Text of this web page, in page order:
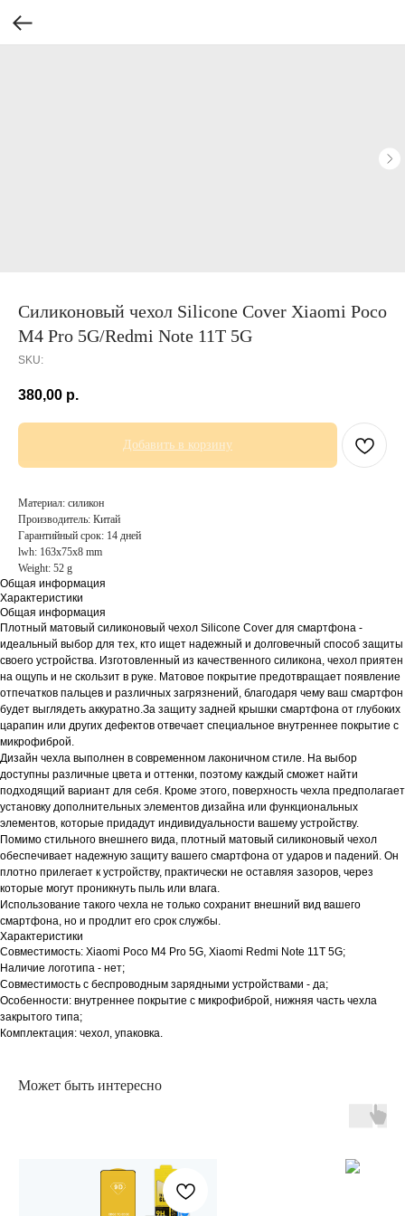
Силиконовый чехол Silicone Cover Xiaomi Poco
M4 Pro 5G/Redmi Note 11T 5G
SKU:
380,00 р.
Добавить в корзину
Материал: силикон
Производитель: Китай
Гарантийный срок: 14 дней
lwh: 163x75x8 mm
Weight: 52 g
Общая информация
Характеристики
Общая информация
Плотный матовый силиконовый чехол Silicone Cover для смартфона -
идеальный выбор для тех, кто ищет надежный и долговечный способ защиты
своего устройства. Изготовленный из качественного силикона, чехол приятен
на ощупь и не скользит в руке. Матовое покрытие предотвращает появление
отпечатков пальцев и различных загрязнений, благодаря чему ваш смартфон
будет выглядеть аккуратно.За защиту задней крышки смартфона от глубоких
царапин или других дефектов отвечает специальное внутреннее покрытие с
микрофиброй.
Дизайн чехла выполнен в современном лаконичном стиле. На выбор
доступны различные цвета и оттенки, поэтому каждый сможет найти
подходящий вариант для себя. Кроме этого, поверхность чехла предполагает
установку дополнительных элементов дизайна или функциональных
элементов, которые придадут индивидуальности вашему устройству.
Помимо стильного внешнего вида, плотный матовый силиконовый чехол
обеспечивает надежную защиту вашего смартфона от ударов и падений. Он
плотно прилегает к устройству, практически не оставляя зазоров, через
которые могут проникнуть пыль или влага.
Использование такого чехла не только сохранит внешний вид вашего
смартфона, но и продлит его срок службы.
Характеристики
Совместимость: Xiaomi Poco M4 Pro 5G, Xiaomi Redmi Note 11T 5G;
Наличие логотипа - нет;
Совместимость с беспроводным зарядными устройствами - да;
Особенности: внутреннее покрытие с микрофиброй, нижняя часть чехла
закрытого типа;
Комплектация: чехол, упаковка.
Может быть интересно